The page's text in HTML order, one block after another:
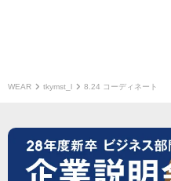
WEAR tkymst_l 8.24 コーディネート